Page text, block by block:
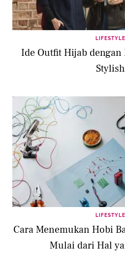
LIFESTYLE
Ide Outfit Hijab dengan
Stylish
LIFESTYLE
Cara Menemukan Hobi
Mulai dari Hal